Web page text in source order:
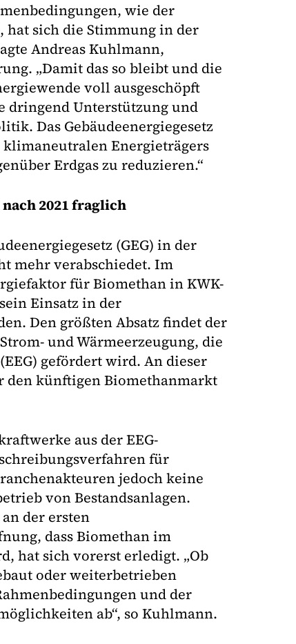
wie der
hat sich die Stimmung in der
Andreas Kuhlmann,
„Damit das so bleibt und die
voll ausgeschöpft
dringend Unterstützung und
Das Gebäudeenergiegesetz
Energieträgers
Erdgas zu reduzieren.“
2021 fraglich
(GEG) in der
mehr verabschiedet. Im
für Biomethan in KWK-
Einsatz in der
Den größten Absatz findet der
und Wärmeerzeugung, die
gefördert wird. An dieser
den künftigen Biomethanmarkt
aus der EEG-
für
jedoch keine
von Bestandsanlagen.
der ersten
dass Biomethan im
hat sich vorerst erledigt. „Ob
oder weiterbetrieben
und der
ab“, so Kuhlmann.